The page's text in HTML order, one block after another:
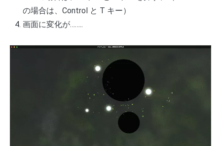
の場合は、Control と T キー）
画面に変化が……..